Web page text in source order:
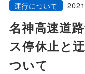
高速バス
定期観光バス
運行について
名神高速道
ス停休止と
ついて